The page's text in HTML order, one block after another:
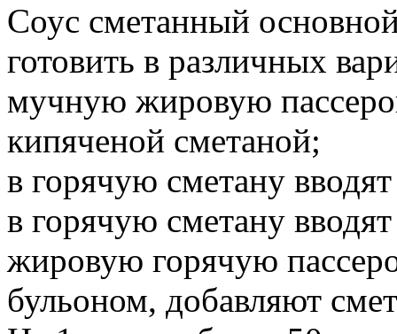
Соус сметанный
готовить в различных
мучную жировую
кипяченой сметаной;
в горячую сметану
в горячую сметану
жировую горячую
бульоном, добавляют